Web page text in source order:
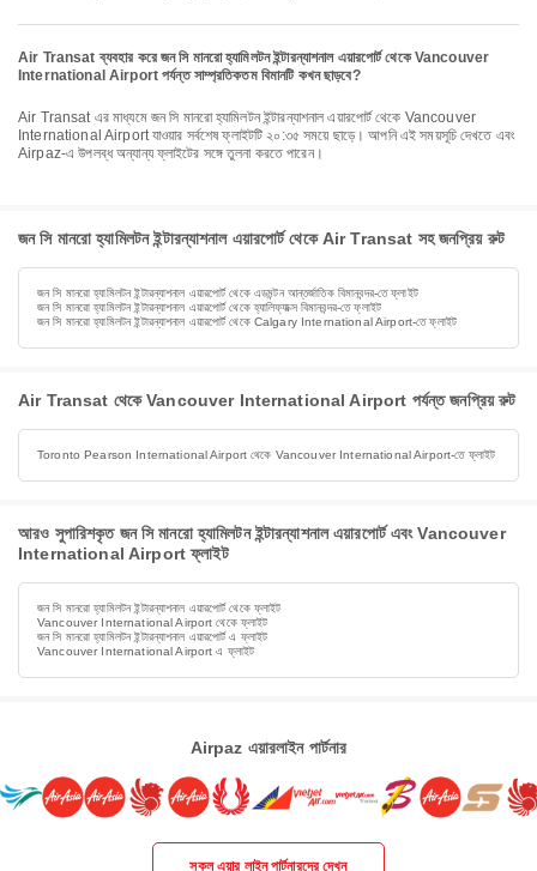
Air Transat ব্যবহার করে জন সি মানরো হ্যামিলটন ইন্টারন্যাশনাল এয়ারপোর্ট থেকে Vancouver
International Airport পর্যন্ত সাম্প্রতিকতম বিমানটি কখন ছাড়বে?
Air Transat এর মাধ্যমে জন সি মানরো হ্যামিলটন ইন্টারন্যাশনাল এয়ারপোর্ট থেকে Vancouver
International Airport যাওয়ার সর্বশেষ ফ্লাইটটি ২০:৩৫ সময়ে ছাড়ে। আপনি এই সময়সূচি দেখতে এবং
Airpaz-এ উপলব্ধ অন্যান্য ফ্লাইটের সঙ্গে তুলনা করতে পারেন।
জন সি মানরো হ্যামিলটন ইন্টারন্যাশনাল এয়ারপোর্ট থেকে Air Transat সহ জনপ্রিয় রুট
জন সি মানরো হ্যামিলটন ইন্টারন্যাশনাল এয়ারপোর্ট থেকে এডমন্টন আন্তর্জাতিক বিমানবন্দর-তে ফ্লাইট
জন সি মানরো হ্যামিলটন ইন্টারন্যাশনাল এয়ারপোর্ট থেকে হ্যালিফ্যাক্স বিমানবন্দর-তে ফ্লাইট
জন সি মানরো হ্যামিলটন ইন্টারন্যাশনাল এয়ারপোর্ট থেকে Calgary International Airport-তে ফ্লাইট
Air Transat থেকে Vancouver International Airport পর্যন্ত জনপ্রিয় রুট
Toronto Pearson International Airport থেকে Vancouver International Airport-তে ফ্লাইট
আরও সুপারিশকৃত জন সি মানরো হ্যামিলটন ইন্টারন্যাশনাল এয়ারপোর্ট এবং Vancouver
International Airport ফ্লাইট
জন সি মানরো হ্যামিলটন ইন্টারন্যাশনাল এয়ারপোর্ট থেকে ফ্লাইট
Vancouver International Airport থেকে ফ্লাইট
জন সি মানরো হ্যামিলটন ইন্টারন্যাশনাল এয়ারপোর্ট এ ফ্লাইট
Vancouver International Airport এ ফ্লাইট
Airpaz এয়ারলাইন পার্টনার
সকল এয়ার লাইন পার্টনারদের দেখুন